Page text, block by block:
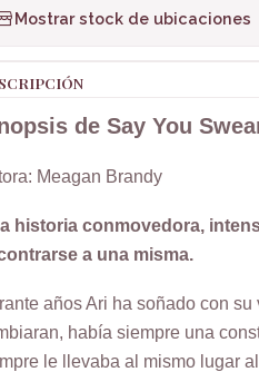
Mostrar stock de ubicaciones
de Say You
Meagan Brandy
historia conmovedora,
a una misma.
años Ari ha soñado con
había siempre una
le llevaba al mismo lugar